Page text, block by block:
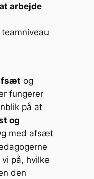
arbejde
og
fungerer
på at
og
med afsæt
på, hvilke
den